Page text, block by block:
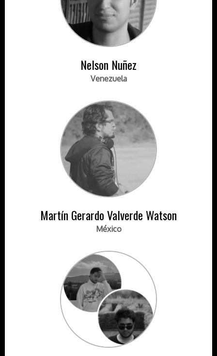
Nelson Nuñez
Venezuela
Martín Gerardo Valverde Watson
México